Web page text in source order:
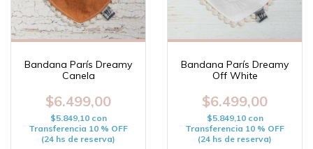
Bandana París Dreamy
Canela
$6.499,00
$5.849,10 con
Transferencia 10 % OFF
(24 hs de reserva)
Bandana París Dreamy
Off White
$6.499,00
$5.849,10 con
Transferencia 10 % OFF
(24 hs de reserva)